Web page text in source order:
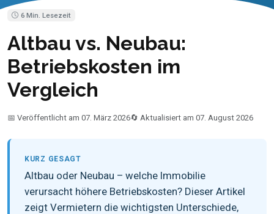
6 Min. Lesezeit
Altbau vs. Neubau:
Betriebskosten im
Vergleich
📅 Veröffentlicht am 07. März 2026🔄 Aktualisiert am 07. August 2026
KURZ GESAGT
Altbau oder Neubau – welche Immobilie
verursacht höhere Betriebskosten? Dieser Artikel
zeigt Vermietern die wichtigsten Unterschiede,